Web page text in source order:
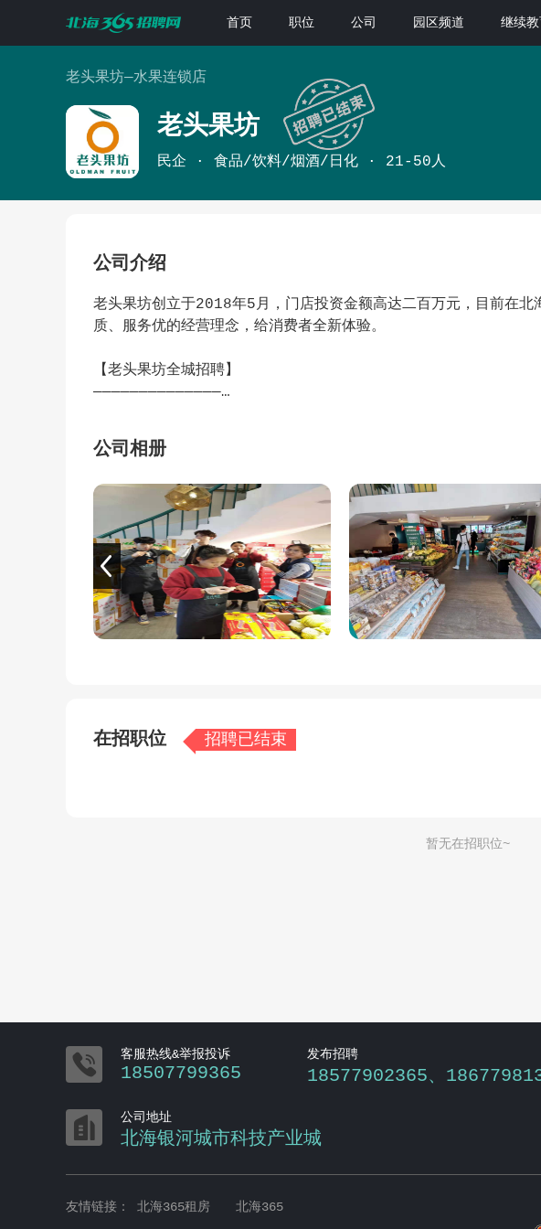
首页 职位 公司 园区频道 继续教
老头果坊—水果连锁店
老头果坊
民企 食品/饮料/烟酒/日化 21-50人
公司介绍
老头果坊创立于2018年5月，门店投资金额高达二百万元，目前在
质、服务优的经营理念，给消费者全新体验。
【老头果坊全城招聘】
——————————————
咨询热线：王经理 13977988030 （休息时间勿来电，谢谢）
上班时间：8：00-12:00 15:00-18:00
工作地址：
1、宁春城店：强国路中段宁春城停车场进去100米
2、湖海路店：湖海路实验小学旁边
3、杭州路店：万达杭州路天赐公馆旁
4、云南路店：云南路58号银湾花园综合科技楼副楼
公司相册
在招职位 招聘已结束
暂无在招职位~
 客服热线&举报投诉
18507799365
发布招聘
18577902365、
 公司地址
北海银河城市科技产业城
友情链接： 北海365租房 北海365